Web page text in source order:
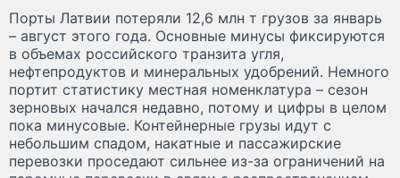
Порты Латвии потеряли 12,6 млн т грузов за январь
– август этого года. Основные минусы фиксируются
в объемах российского транзита угля,
нефтепродуктов и минеральных удобрений. Немного
портит статистику местная номенклатура – сезон
зерновых начался недавно, потому и цифры в целом
пока минусовые. Контейнерные грузы идут с
небольшим спадом, накатные и пассажирские
перевозки проседают сильнее из-за ограничений на